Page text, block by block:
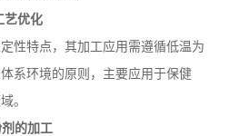
艺优化
性特点，其加工应用需遵循低温为
系环境的原则，主要应用于保健
。
的加工